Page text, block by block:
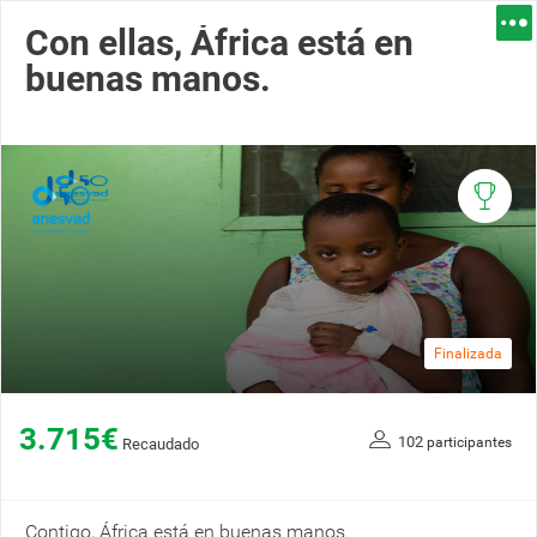
Con ellas, África está en
buenas manos.
Finalizada
3.715€ Recaudado 102 participantes
Contigo, África está en buenas manos.